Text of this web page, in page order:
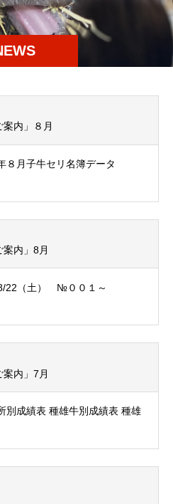
内」８月
８月子牛セリ名簿データ
内」8月
22（土） №００１～
内」7月
別成績表 種雄牛別成績表 種雄